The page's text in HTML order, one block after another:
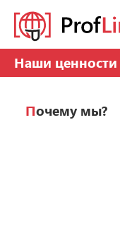
Наши ценности
Почему мы?